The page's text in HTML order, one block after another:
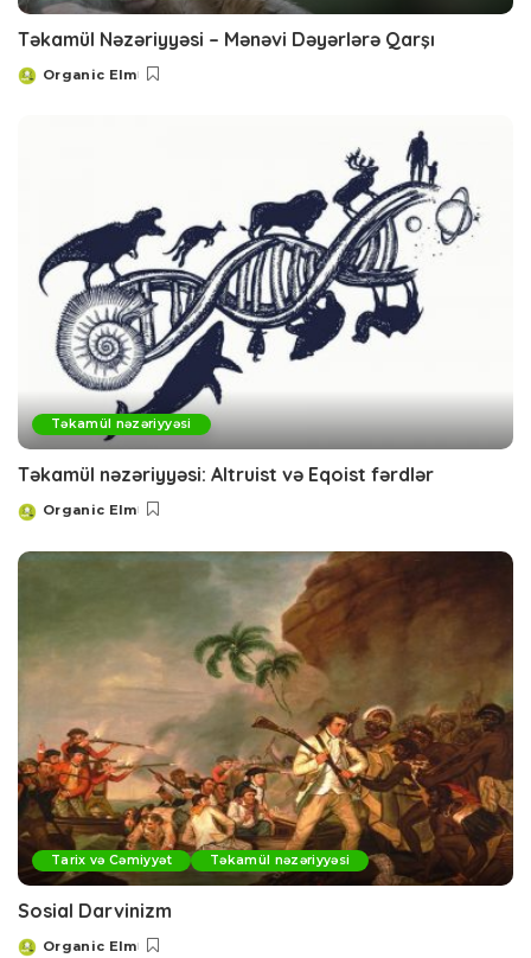
Təkamül Nəzəriyyəsi – Mənəvi Dəyərlərə Qarşı
Posted
Organic Elm
Təkamül nəzəriyyəsi
Təkamül nəzəriyyəsi: Altruist və Eqoist fərdlər
Posted
Organic Elm
Tarix və Cəmiyyət Təkamül nəzəriyyəsi
Sosial Darvinizm
Organic Elm